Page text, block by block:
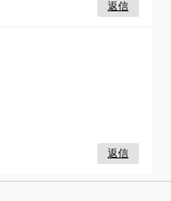
返信
返信